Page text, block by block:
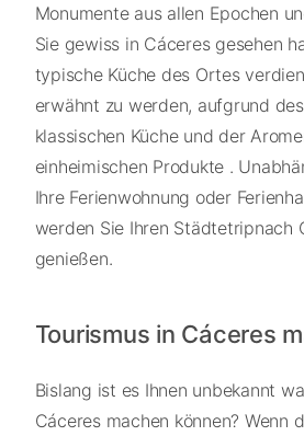
Monumente aus allen Epochen
Sie gewiss in Cáceres gesehen
typische Küche des Ortes
erwähnt zu werden, aufgrund
klassischen Küche und der
einheimischen Produkte .
Ihre Ferienwohnung oder
werden Sie Ihren Städtetripnach
genießen.
Tourismus in Cáceres
Bislang ist es Ihnen unbekannt
Cáceres machen können? Wenn